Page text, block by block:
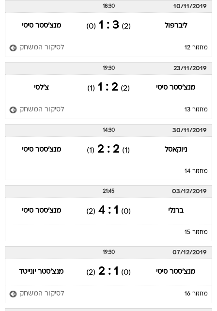
10/11/2019
18:30
ליברפול (2)
3 : 1
(0) מנצ'סטר סיטי
מחזור 12 לסיקור המשחק
23/11/2019
19:30
מנצ'סטר סיטי (2)
2 : 1
(1) צ'לסי
מחזור 13 לסיקור המשחק
30/11/2019
14:30
ניוקאסל (1)
2 : 2
(1) מנצ'סטר סיטי
מחזור 14
03/12/2019
21:45
ברנלי (0)
1 : 4
(2) מנצ'סטר סיטי
מחזור 15
07/12/2019
19:30
מנצ'סטר סיטי (0)
1 : 2
(2) מנצ'סטר יונייטד
מחזור 16 לסיקור המשחק